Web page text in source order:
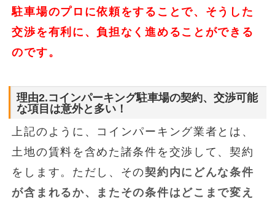
駐車場のプロに依頼をすることで、そうした
交渉を有利に、負担なく進めることができる
のです。
理由2.コインパーキング駐車場の契約、交渉可能
な項目は意外と多い！
上記のように、コインパーキング業者とは、
土地の賃料を含めた諸条件を交渉して、契約
をします。ただし、その契約内にどんな条件
が含まれるか、またその条件はどこまで変え